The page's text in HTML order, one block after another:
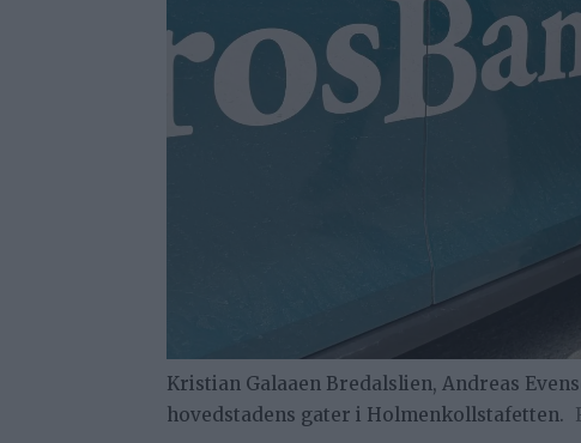
Kristian Galaaen Bredalslien, Andreas
hovedstadens gater i Holmenkollstafetten.